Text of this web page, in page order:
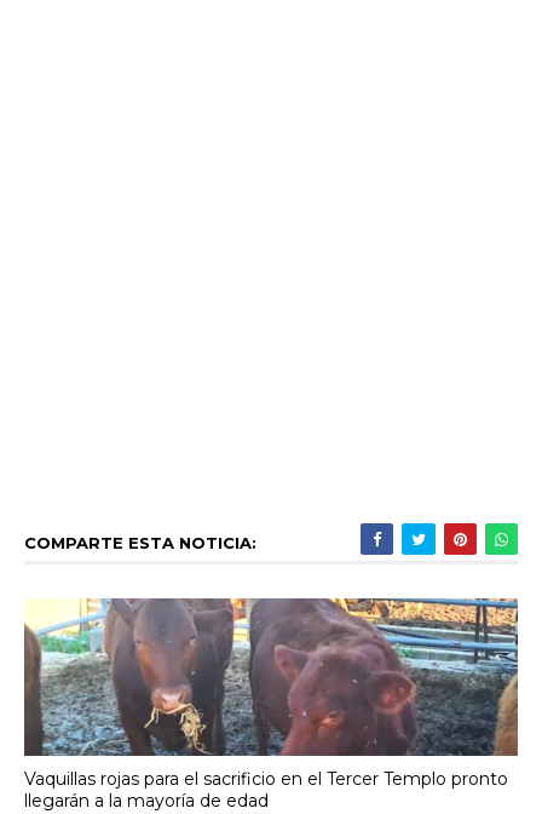
COMPARTE ESTA NOTICIA:
Vaquillas rojas para el sacrificio en el Tercer Templo pronto
llegarán a la mayoría de edad